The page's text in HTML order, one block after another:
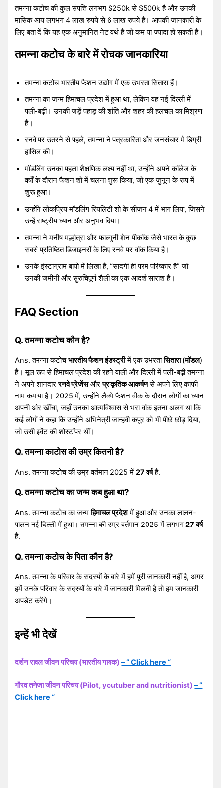
तमन्ना कटोच की कुल संपत्ति लगभग $250k से $500k है और उनकी
मासिक आय लगभग 4 लाख रुपये से 6 लाख रुपये है। आपकी जानकारी के
लिए बता दें कि यह एक अनुमानित नेट वर्थ है जो कम या ज्यादा हो सकती है।
तमन्ना कटोच के बारे में रोचक जानकारिया
तमन्ना कटोच भारतीय फैशन उद्योग में एक उभरता सितारा हैं।
तमन्ना का जन्म हिमाचल प्रदेश में हुआ था, लेकिन वह नई दिल्ली में
पली-बढ़ीं। उनकी जड़ें पहाड़ की शांति और शहर की हलचल का मिश्रण
हैं।
रनवे पर उतरने से पहले, तमन्ना ने पत्रकारिता और जनसंचार में डिग्री
हासिल की।
मॉडलिंग उनका पहला शैक्षणिक लक्ष्य नहीं था, उन्होंने अपने कॉलेज के
वर्षों के दौरान फैशन शो में चलना शुरू किया, जो एक जुनून के रूप में
शुरू हुआ।
उन्होंने लोकप्रिय मॉडलिंग रियलिटी शो के सीज़न 4 में भाग लिया, जिसने
उन्हें राष्ट्रीय ध्यान और अनुभव दिया।
तमन्ना ने मनीष मल्होत्रा ​​और फाल्गुनी शेन पीकॉक जैसे भारत के कुछ
सबसे प्रतिष्ठित डिजाइनरों के लिए रनवे पर वॉक किया है।
उनके इंस्टाग्राम बायो में लिखा है, “सादगी ही परम परिष्कार है” जो
उनकी जमीनी और सुरुचिपूर्ण शैली का एक आदर्श सारांश है।
FAQ Section
Q. तमन्ना कटोच कौन है?
Ans. तमन्ना कटोचभारतीय फैशन इंडस्ट्रीमें एक उभरतासितारा (मॉडल)
हैं। मूल रूप से हिमाचल प्रदेश की रहने वाली और दिल्ली में पली-बढ़ी तमन्ना
ने अपने शानदाररनवे प्रेजेंसऔरप्राकृतिक आकर्षणसे अपने लिए काफी
नाम कमाया है। 2025 में, उन्होंने लैक्मे फैशन वीक के दौरान लोगों का ध्यान
अपनी ओर खींचा, जहाँ उनका आत्मविश्वास से भरा वॉक इतना अलग था कि
कई लोगों ने कहा कि उन्होंने अभिनेत्री जान्हवी कपूर को भी पीछे छोड़ दिया,
जो उसी इवेंट की शोस्टॉपर थीं।
Q. तमन्ना काटोस की उम्र कितनी है?
Ans. तमन्ना कटोच की उम्र वर्तमान 2025 में27 वर्षहै.
Q. तमन्ना कटोच का जन्म कब हुआ था?
Ans. तमन्ना कटोच का जन्महिमाचल प्रदेशमें हुआ और उनका लालन-
पालन नई दिल्ली में हुआ। तमन्ना की उम्र वर्तमान 2025 में लगभग27 वर्ष
है.
Q. तमन्ना कटोच के पिता कौन है?
Ans. तमन्ना के परिवार के सदस्यों के बारे में हमें पूरी जानकारी नहीं है, अगर
हमें उनके परिवार के सदस्यों के बारे में जानकारी मिलती है तो हम जानकारी
अपडेट करेंगे।
इन्हें भी देखें
दर्शन रावल जीवन परिचय (भारतीय गायक)– ” Click here “
गौरव तनेजा जीवन परिचय (Pilot, youtuber and nutritionist)– ”
Click here “